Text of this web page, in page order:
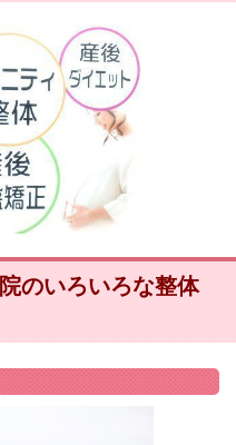
のいろいろな整体